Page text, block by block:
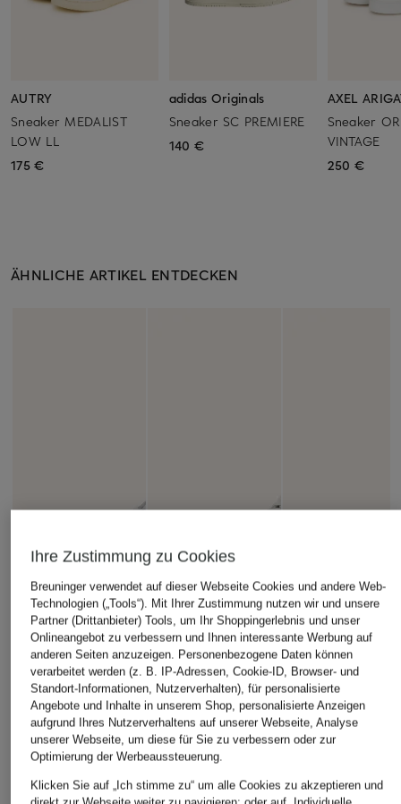
AUTRY
Sneaker MEDALIST
LOW LL
175 €
adidas Originals
Sneaker SC PREMIERE
140 €
AXEL
Sneaker
VINTAGE
250 €
ÄHNLICHE ARTIKEL ENTDECKEN
Ihre Zustimmung zu Cookies
Breuninger verwendet auf dieser Webseite Cookies und andere Web-
Technologien („Tools“). Mit Ihrer Zustimmung nutzen wir und unsere
Partner (Drittanbieter) Tools, um Ihr Shoppingerlebnis und unser
Onlineangebot zu verbessern und Ihnen interessante Werbung auf
anderen Seiten anzuzeigen. Personenbezogene Daten können
verarbeitet werden (z. B. IP-Adressen, Cookie-ID, Browser- und
Standort-Informationen, Nutzerverhalten), für personalisierte
Angebote und Inhalte in unserem Shop, personalisierte Anzeigen
aufgrund Ihres Nutzerverhaltens auf unserer Webseite, Analyse
unserer Webseite, um diese für Sie zu verbessern oder zur
Optimierung der Werbeaussteuerung.
Klicken Sie auf „Ich stimme zu“ um alle Cookies zu akzeptieren und